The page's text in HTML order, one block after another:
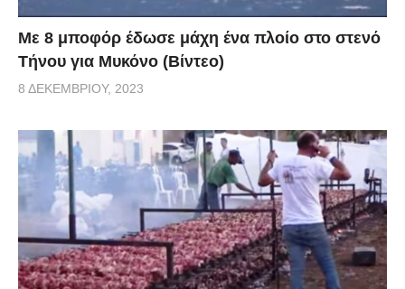
Με 8 μποφόρ έδωσε μάχη ένα πλοίο στο στενό
Τήνου για Μυκόνο (Βίντεο)
8 ΔΕΚΕΜΒΡΊΟΥ, 2023